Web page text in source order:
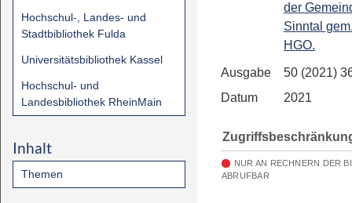
Hochschul-, Landes- und
Stadtbibliothek Fulda
Universitätsbibliothek Kassel
Hochschul- und
Landesbibliothek RheinMain
Inhalt
Themen
der
Sinntal
HGO.
Ausgabe
50 (2021)
Datum
2021
NUR AN RECHNERN DER
ABRUFBAR